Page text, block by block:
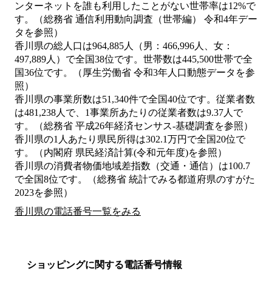
ンターネットを誰も利用したことがない世帯率は12%で
す。（総務省 通信利用動向調査（世帯編） 令和4年デー
タを参照）
香川県の総人口は964,885人（男：466,996人、女：
497,889人）で全国38位です。世帯数は445,500世帯で全
国36位です。（厚生労働省 令和3年人口動態データを参
照）
香川県の事業所数は51,340件で全国40位です。従業者数
は481,238人で、1事業所あたりの従業者数は9.37人で
す。（総務省 平成26年経済センサス‐基礎調査を参照）
香川県の1人あたり県民所得は302.1万円で全国20位で
す。（内閣府 県民経済計算(令和元年度)を参照）
香川県の消費者物価地域差指数（交通・通信）は100.7
で全国8位です。（総務省 統計でみる都道府県のすがた
2023を参照）
香川県の電話番号一覧をみる
ショッピングに関する電話番号情報